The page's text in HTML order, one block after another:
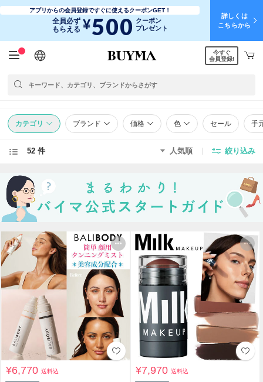
アプリからの会員登録ですぐに使えるクーポンGET！
全員必ず
もらえる ¥500 クーポン
プレゼント
詳しくは
こちらから
日本語
English
简体中文
繁體中文
今すぐ
会員登録!
カテゴリ ブランド 価格 色 セール 手
52 件 人気順 絞り込み
¥6,770送料込 ¥7,970送料込